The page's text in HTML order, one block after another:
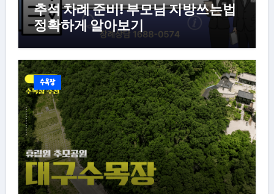
추석 차례 준비! 부모님 지방쓰는법
정확하게 알아보기
수목장